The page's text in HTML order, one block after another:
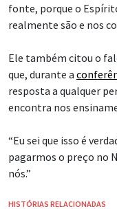
fonte, porque o
realmente são e nos
Ele também citou o
que, durante a
resposta a qualquer
encontra nos
“Eu sei que isso é
pagarmos o preço no
nós.”
HISTÓRIAS RELACIONADAS